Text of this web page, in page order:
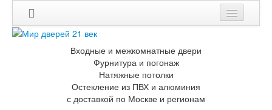
Мои заказы
Входные и межкомнатные двери
Фурнитура и погонаж
Натяжные потолки
Остекление из ПВХ и алюминия
с доставкой по Москве и регионам